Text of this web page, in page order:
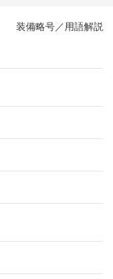
装備略号／用語解説